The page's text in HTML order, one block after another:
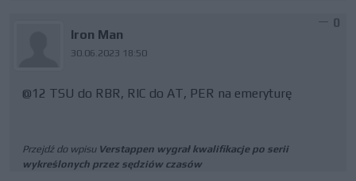
Iron Man
30.06.2023 18:50
0
@12 TSU do RBR, RIC do AT, PER na emeryturę
Przejdź do wpisu Verstappen wygrał kwalifikacje po serii
wykreślonych przez sędziów czasów